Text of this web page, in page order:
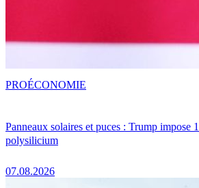
Panneaux solaires et puces : Trump impose
polysilicium
07.08.2026
PROÉCONOMIE